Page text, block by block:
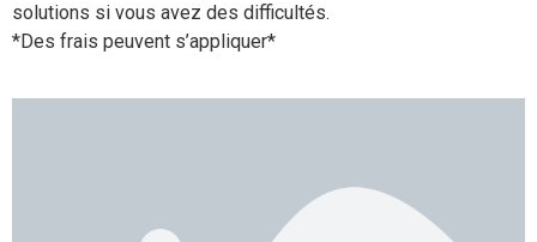
solutions si vous avez des difficultés.
*Des frais peuvent s’appliquer*